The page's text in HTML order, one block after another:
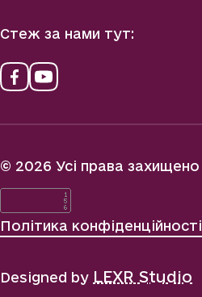
Стеж за нами тут:
© 2026 Усі права захищено
Політика конфіденційності
Designed by LEXR Studio